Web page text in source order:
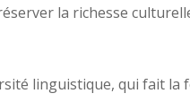
la richesse
linguistique, qui fait la